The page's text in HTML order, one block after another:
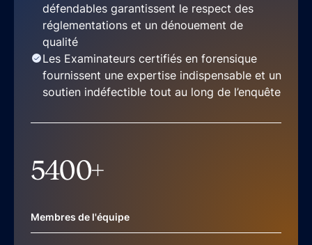
défendables garantissent le respect des
réglementations et un dénouement de
qualité
Les Examinateurs certifiés en forensique
fournissent une expertise indispensable et un
soutien indéfectible tout au long de l’enquête
5400+
Membres de l'équipe